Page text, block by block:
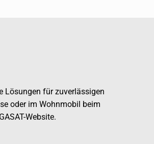
Lösungen für zuverlässigen
oder im Wohnmobil beim
Website.